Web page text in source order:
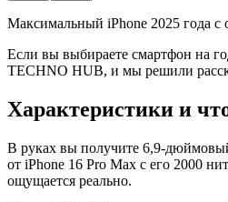
Максимальный iPhone 2025 года
Если вы выбираете смартфон на
TECHNO HUB, и мы решили
Характеристики и
В руках вы получите 6,9-
от iPhone 16 Pro Max с его 2000
ощущается реально.